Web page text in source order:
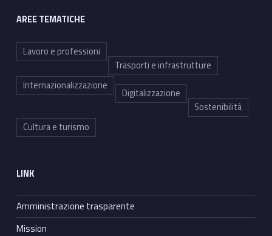
AREE TEMATICHE
Lavoro e professioni
Trasporti e infrastrutture
Internazionalizzazione
Digitalizzazione
Sostenibilità
Cultura e turismo
LINK
Amministrazione trasparente
Mission